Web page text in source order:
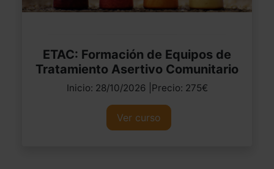
ETAC: Formación de Equipos de
Tratamiento Asertivo Comunitario
Inicio: 28/10/2026 |Precio: 275€
Ver curso